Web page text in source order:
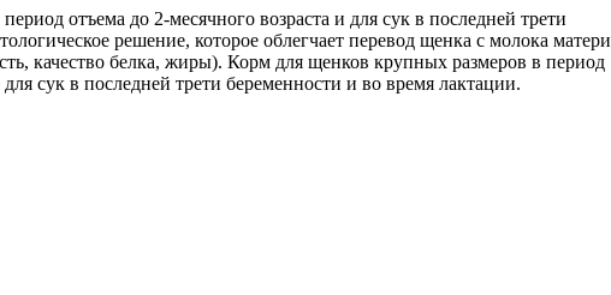
отъема до 2-месячного возраста и для сук в последней трети
решение, которое облегчает перевод щенка с молока матери
качество белка, жиры). Корм для щенков крупных размеров в период
сук в последней трети беременности и во время лактации.